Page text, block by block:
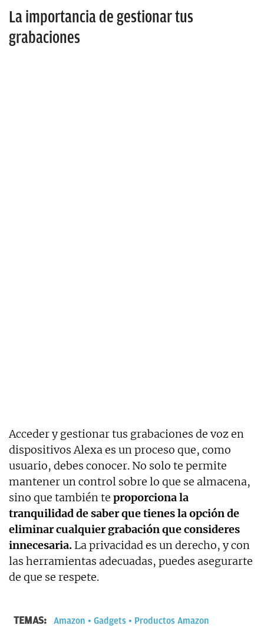
La importancia de gestionar tus
grabaciones
Acceder y gestionar tus grabaciones de voz en
dispositivos Alexa es un proceso que, como
usuario, debes conocer. No solo te permite
mantener un control sobre lo que se almacena,
sino que también te proporciona la
tranquilidad de saber que tienes la opción de
eliminar cualquier grabación que consideres
innecesaria. La privacidad es un derecho, y con
las herramientas adecuadas, puedes asegurarte
de que se respete.
TEMAS: Amazon Gadgets Productos Amazon